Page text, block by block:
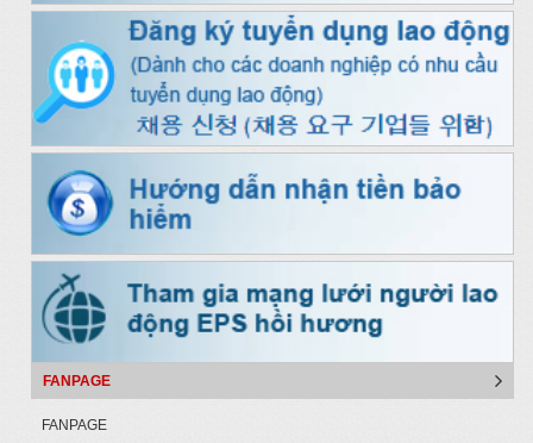
FANPAGE
FANPAGE